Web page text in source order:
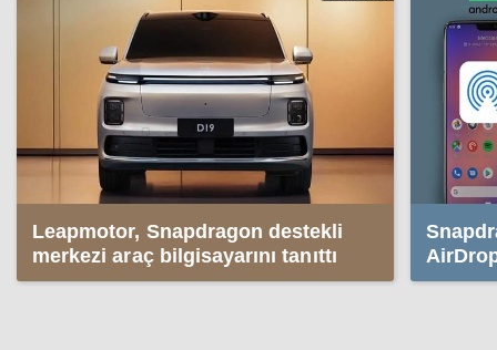
Leapmotor, Snapdragon destekli
merkezi araç bilgisayarını tanıttı